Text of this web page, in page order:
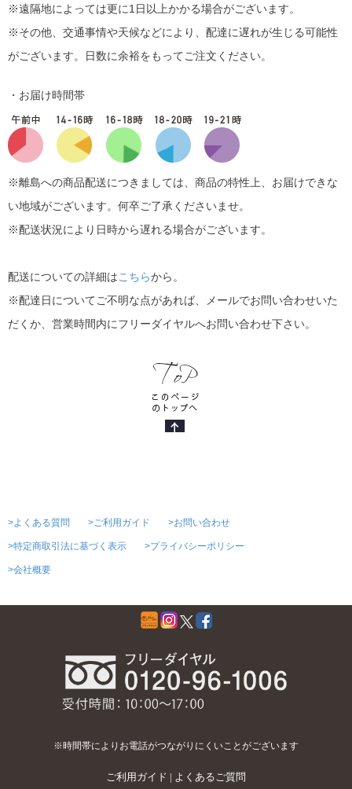
※遠隔地によっては更に1日以上かかる場合がございます。
※その他、交通事情や天候などにより、配達に遅れが生じる可能性
がございます。日数に余裕をもってご注文ください。
・お届け時間帯
※離島への商品配送につきましては、商品の特性上、お届けできな
い地域がございます。何卒ご了承くださいませ。
※配送状況により日時から遅れる場合がございます。
配送についての詳細はこちらから。
※配達日についてご不明な点があれば、メールでお問い合わせいた
だくか、営業時間内にフリーダイヤルへお問い合わせ下さい。
>よくある質問 >ご利用ガイド >お問い合わせ
>特定商取引法に基づく表示 >プライバシーポリシー
>会社概要
※時間帯によりお電話がつながりにくいことがございます
ご利用ガイド | よくあるご質問